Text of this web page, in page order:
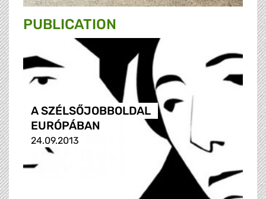
PUBLICATION
A SZÉLSŐJOBBOLDAL
EURÓPÁBAN
24.09.2013